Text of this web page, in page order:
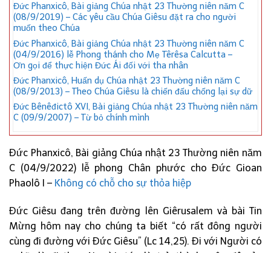
Đức Phanxicô, Bài giảng Chúa nhật 23 Thường niên năm C
(08/9/2019) – Các yêu cầu Chúa Giêsu đặt ra cho người
muốn theo Chúa
Đức Phanxicô, Bài giảng Chúa nhật 23 Thường niên năm C
(04/9/2016) lễ Phong thánh cho Mẹ Têrêsa Calcutta –
Ơn gọi để thực hiện Đức Ái đối với tha nhân
Đức Phanxicô, Huấn dụ Chúa nhật 23 Thường niên năm C
(08/9/2013) – Theo Chúa Giêsu là chiến đấu chống lại sự dữ
Đức Bênêđictô XVI, Bài giảng Chúa nhật 23 Thường niên năm
C (09/9/2007) – Từ bỏ chính mình
Đức Phanxicô, Bài giảng Chúa nhật 23 Thường niên năm
C (04/9/2022) lễ phong Chân phước cho Đức Gioan
Phaolô I – Không có chỗ cho sự thỏa hiệp
Đức Giêsu đang trên đường lên Giêrusalem và bài Tin
Mừng hôm nay cho chúng ta biết “có rất đông người
cùng đi đường với Đức Giêsu” (Lc 14,25). Đi với Người có